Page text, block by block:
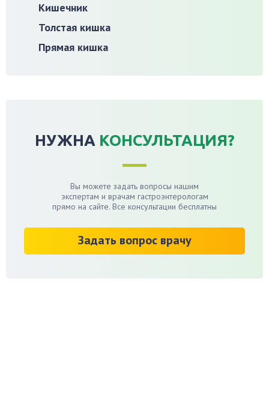
Кишечник
Толстая кишка
Прямая кишка
НУЖНА КОНСУЛЬТАЦИЯ?
Вы можете задать вопросы нашим
экспертам и врачам гастроэнтерологам
прямо на сайте. Все консультации бесплатны
Задать вопрос врачу